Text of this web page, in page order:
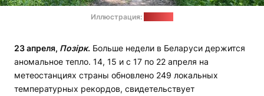
Иллюстрация:
23 апреля, Позірк. Больше недели в Беларуси держится
аномальное тепло. 14, 15 и с 17 по 22 апреля на
метеостанциях страны обновлено 249 локальных
температурных рекордов, свидетельствует